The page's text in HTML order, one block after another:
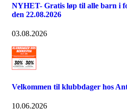
NYHET- Gratis løp til alle barn i
den 22.08.2026
03.08.2026
Velkommen til klubbdager hos
10.06.2026